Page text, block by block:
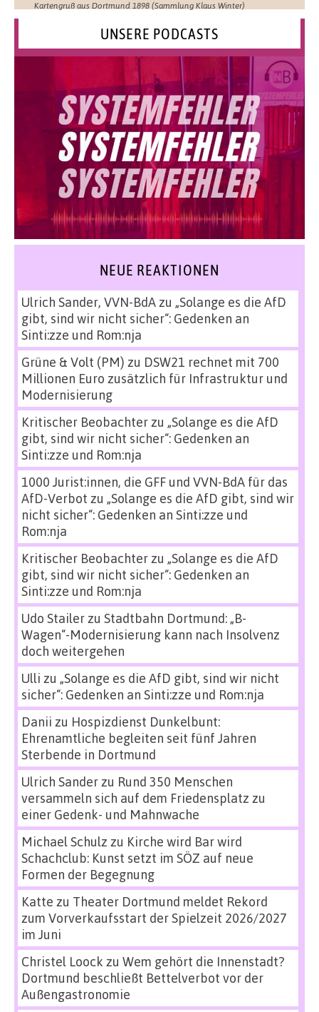
Kartengruß aus Dortmund 1898 (Sammlung Klaus Winter)
UNSERE PODCASTS
NEUE REAKTIONEN
Ulrich Sander, VVN-BdAzu „Solange es die AfD
gibt, sind wir nicht sicher“: Gedenken an
Sinti:zze und Rom:nja
Grüne & Volt (PM) zu DSW21 rechnet mit 700
Millionen Euro zusätzlich für Infrastruktur und
Modernisierung
Kritischer Beobachterzu „Solange es die AfD
gibt, sind wir nicht sicher“: Gedenken an
Sinti:zze und Rom:nja
1000 Jurist:innen, die GFF und VVN-BdA für das
AfD-Verbot zu „Solange es die AfD gibt, sind wir
nicht sicher“: Gedenken an Sinti:zze und
Rom:nja
Kritischer Beobachterzu „Solange es die AfD
gibt, sind wir nicht sicher“: Gedenken an
Sinti:zze und Rom:nja
Udo Stailerzu Stadtbahn Dortmund: „B-
Wagen“-Modernisierung kann nach Insolvenz
doch weitergehen
Ulli zu „Solange es die AfD gibt, sind wir nicht
sicher“: Gedenken an Sinti:zze und Rom:nja
Danii zu Hospizdienst Dunkelbunt:
Ehrenamtliche begleiten seit fünf Jahren
Sterbende in Dortmund
Ulrich Sanderzu Rund 350 Menschen
versammeln sich auf dem Friedensplatz zu
einer Gedenk- und Mahnwache
Michael Schulz zu Kirche wird Bar wird
Schachclub: Kunst setzt im SÖZ auf neue
Formen der Begegnung
Katte zu Theater Dortmund meldet Rekord
zum Vorverkaufsstart der Spielzeit 2026/2027
im Juni
Christel Loock zu Wem gehört die Innenstadt?
Dortmund beschließt Bettelverbot vor der
Außengastronomie